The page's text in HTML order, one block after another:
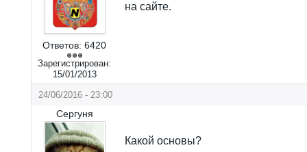
Ответов: 6420
Зарегистрирован:
15/01/2013
на сайте.
24/06/2016 - 23:00
Сергуня
Какой основы?